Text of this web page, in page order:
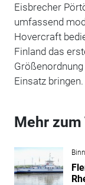
Eisbrecher
umfassend
Hovercraft
Finland das
Einsatz bringen.
Mehr zum